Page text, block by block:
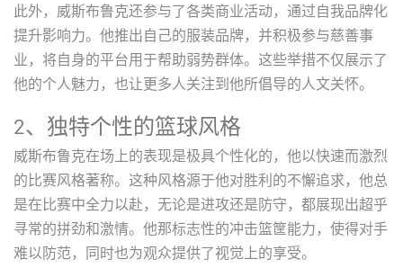
此外，威斯布鲁克还参与了各类商业活动，通过自我品牌化
提升影响力。他推出自己的服装品牌，并积极参与慈善事
业，将自身的平台用于帮助弱势群体。这些举措不仅展示了
他的个人魅力，也让更多人关注到他所倡导的人文关怀。
2、独特个性的篮球风格
威斯布鲁克在场上的表现是极具个性化的，他以快速而激烈
的比赛风格著称。这种风格源于他对胜利的不懈追求，他总
是在比赛中全力以赴，无论是进攻还是防守，都展现出超乎
寻常的拼劲和激情。他那标志性的冲击篮筐能力，使得对手
难以防范，同时也为观众提供了视觉上的享受。